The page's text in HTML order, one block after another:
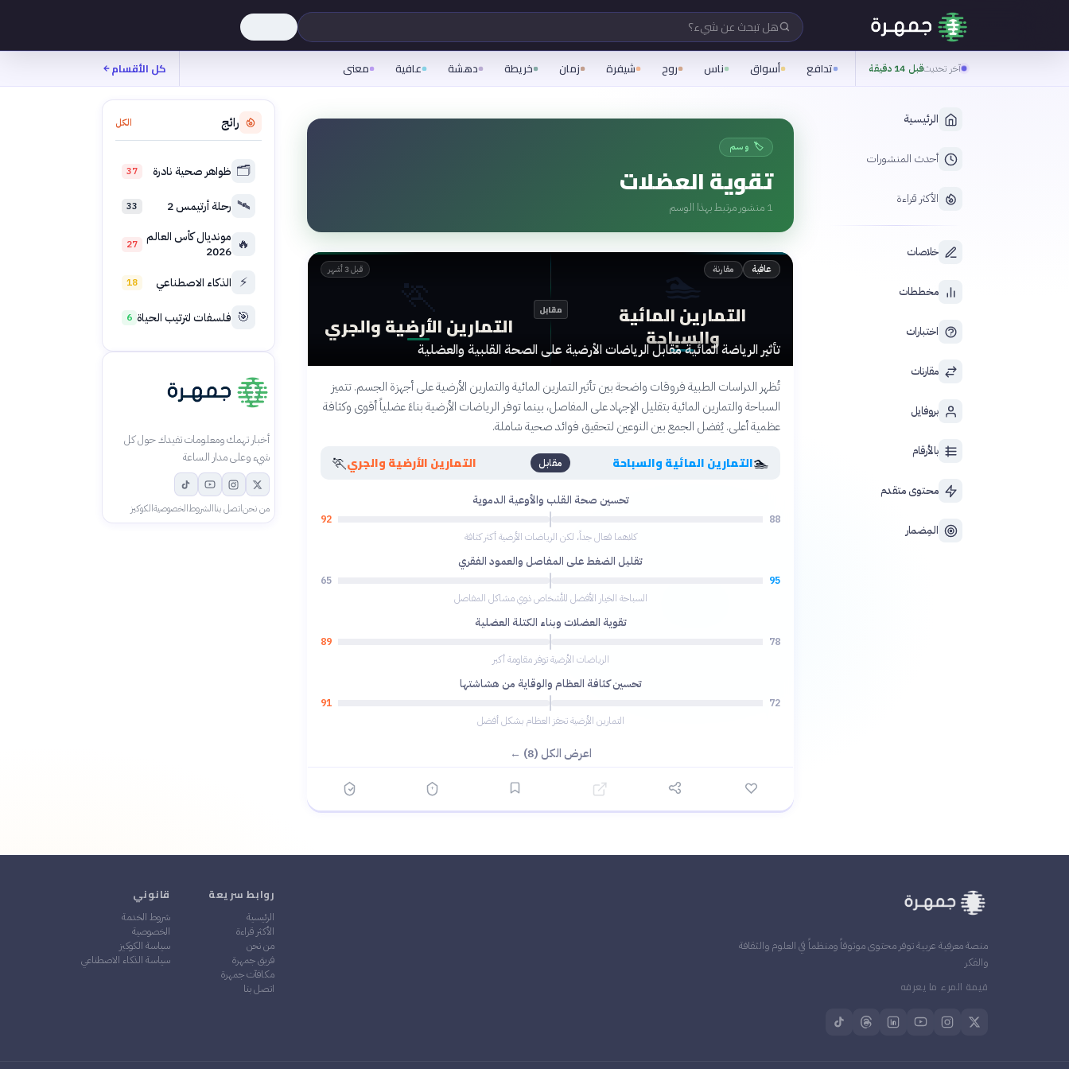
هل تبحث عن شيء؟
آخر تحديثقبل 14 دقيقة تدافع أسواق ناس روح شيفرة زمان خريطة دهشة عافية معنى كل الأقسام
الرئيسية
أحدث المنشورات
الأكثر قراءة
خلاصات
مخططات
اختبارات
مقارنات
بروفايل
بالأرقام
محتوى متقدم
المِضمار
🏷️ وسم
تقوية العضلات
1 منشور مرتبط بهذا الوسم
عافية مقارنة قبل 3 أشهر 🏊
التمارين المائية
والسباحة
مقابل 🏃
التمارين الأرضية والجري
تأثير الرياضة المائية مقابل الرياضات الأرضية على الصحة القلبية والعضلية
تُظهر الدراسات الطبية فروقات واضحة بين تأثير التمارين المائية والتمارين الأرضية على أجهزة الجسم. تتميز
السباحة والتمارين المائية بتقليل الإجهاد على المفاصل، بينما توفر الرياضات الأرضية بناءً عضلياً أقوى وكثافة
عظمية أعلى. يُفضل الجمع بين النوعين لتحقيق فوائد صحية شاملة.
🏊التمارين المائية والسباحة مقابل التمارين الأرضية والجري🏃
تحسين صحة القلب والأوعية الدموية
88
92
كلاهما فعال جداً، لكن الرياضات الأرضية أكثر كثافة
تقليل الضغط على المفاصل والعمود الفقري
95
65
السباحة الخيار الأفضل للأشخاص ذوي مشاكل المفاصل
تقوية العضلات وبناء الكتلة العضلية
78
89
الرياضات الأرضية توفر مقاومة أكبر
تحسين كثافة العظام والوقاية من هشاشتها
72
91
التمارين الأرضية تحفز العظام بشكل أفضل
اعرض الكل (8) ←
رائج الكل
🗂️ ظواهر صحية نادرة 37
🛰️ رحلة أرتيمس 2 33
🔥 مونديال كأس العالم
2026
27
⚡ الذكاء الاصطناعي 18
🎯 فلسفات لترتيب الحياة 6
أخبار تهمك ومعلومات تفيدك حول كل
شيء وعلى مدار الساعة
من نحناتصل بناالشروطالخصوصيةالكوكيز
منصة معرفية عربية توفر محتوى موثوقاً ومنظماً في العلوم والثقافة
والفكر
قيمة المرء ما يعرفه
روابط سريعة
الرئيسية
الأكثر قراءة
من نحن
فريق جمهرة
مكافآت جمهرة
اتصل بنا
قانوني
شروط الخدمة
الخصوصية
سياسة الكوكيز
سياسة الذكاء الاصطناعي